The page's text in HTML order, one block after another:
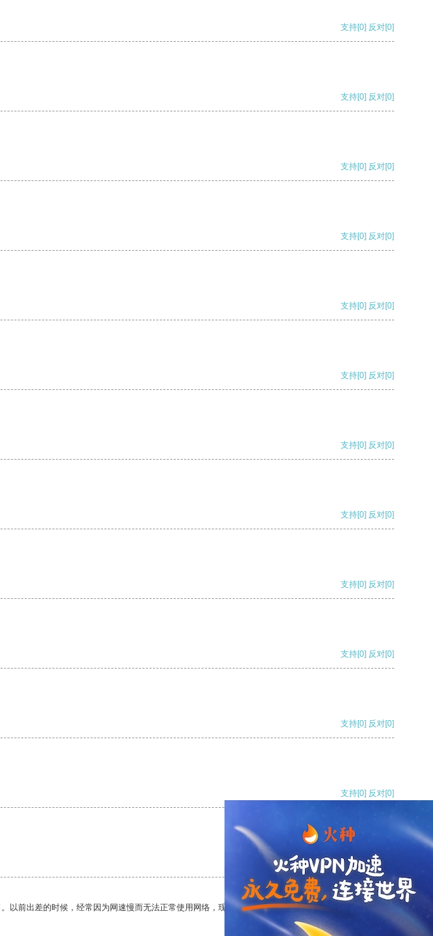
支持[0] 反对[0]
支持[0] 反对[0]
支持[0] 反对[0]
支持[0] 反对[0]
支持[0] 反对[0]
支持[0] 反对[0]
支持[0] 反对[0]
支持[0] 反对[0]
支持[0] 反对[0]
支持[0] 反对[0]
支持[0] 反对[0]
支持[0] 反对[0]
支持[0] 反对
前出差的时候，经常因为网速慢而无法正常使用网络，现在有了这个app，我再也不用担心了。
支持